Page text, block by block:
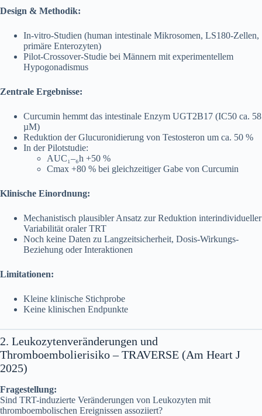
Design & Methodik:
In-vitro-Studien (human intestinale Mikrosomen, LS180-Zellen,
primäre Enterozyten)
Pilot-Crossover-Studie bei Männern mit experimentellem
Hypogonadismus
Zentrale Ergebnisse:
Curcumin hemmt das intestinale Enzym UGT2B17 (IC50 ca. 58
µM)
Reduktion der Glucuronidierung von Testosteron um ca. 50 %
In der Pilotstudie:
AUC₁–₆h +50 %
Cmax +80 % bei gleichzeitiger Gabe von Curcumin
Klinische Einordnung:
Mechanistisch plausibler Ansatz zur Reduktion interindividueller
Variabilität oraler TRT
Noch keine Daten zu Langzeitsicherheit, Dosis-Wirkungs-
Beziehung oder Interaktionen
Limitationen:
Kleine klinische Stichprobe
Keine klinischen Endpunkte
2. Leukozytenveränderungen und
Thromboembolierisiko – TRAVERSE (Am Heart J
2025)
Fragestellung:
Sind TRT-induzierte Veränderungen von Leukozyten mit
thromboembolischen Ereignissen assoziiert?